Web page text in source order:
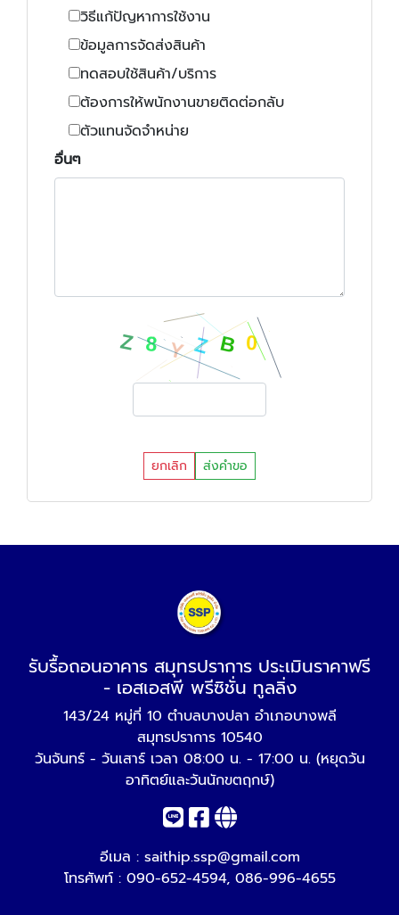
วิธีแก้ปัญหาการใช้งาน
ข้อมูลการจัดส่งสินค้า
ทดสอบใช้สินค้า/บริการ
ต้องการให้พนักงานขายติดต่อกลับ
ตัวแทนจัดจำหน่าย
อื่นๆ
ยกเลิก ส่งคำขอ
รับรื้อถอนอาคาร สมุทรปราการ ประเมินราคาฟรี
- เอสเอสพี พรีซิชั่น ทูลลิ่ง
143/24 หมู่ที่ 10 ตำบลบางปลา อำเภอบางพลี
สมุทรปราการ 10540
วันจันทร์ - วันเสาร์ เวลา 08:00 น. - 17:00 น. (หยุดวัน
อาทิตย์และวันนักขตฤกษ์)
อีเมล : saithip.ssp@gmail.com
โทรศัพท์ : 090-652-4594, 086-996-4655